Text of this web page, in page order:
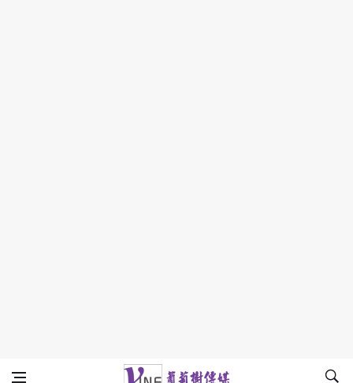
不明飛行物UFO